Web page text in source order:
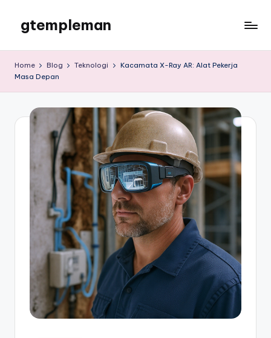
content
gtempleman
Home Blog Teknologi
Kacamata X-Ray AR: Alat Pekerja
Masa Depan